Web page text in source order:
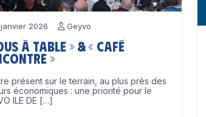
2026 Geyvo
à table » & « Café
»
présent sur le terrain, au plus près des
économiques : une priorité pour le
ILE DE […]